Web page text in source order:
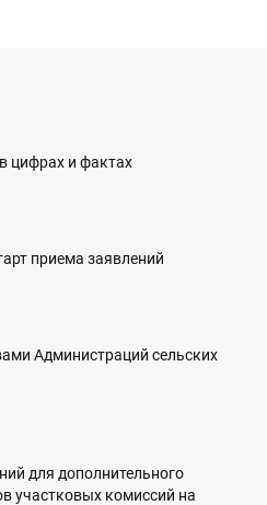
цифрах и фактах
приема заявлений
Администраций сельских
для дополнительного
участковых комиссий на